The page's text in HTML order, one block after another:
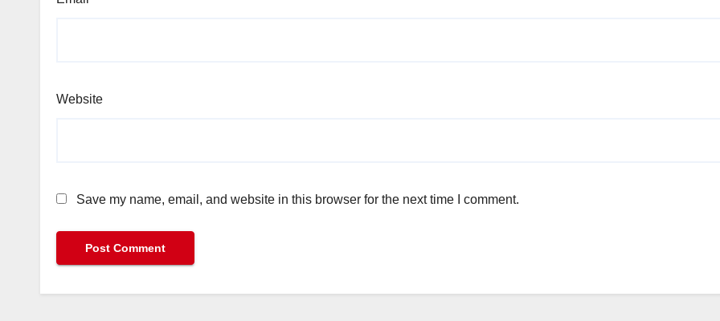
Website
Save my name, email, and website in this browser for the next time I comment.